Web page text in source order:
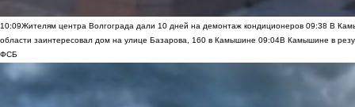
10:09Жителям центра Волгограда дали 10 дней на демонтаж кондиционеров 09:38 В
области заинтересовал дом на улице Базарова, 160 в Камышине 09:04В Камышине в
ФСБ